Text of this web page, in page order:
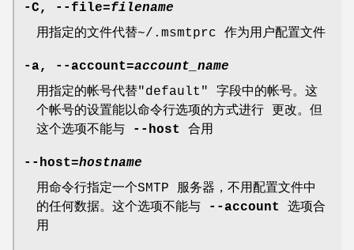
-C, --file=filename
用指定的文件代替~/.msmtprc 作为用户配置文件
-a, --account=account_name
用指定的帐号代替"default" 字段中的帐号。这
个帐号的设置能以命令行选项的方式进行 更改。但
这个选项不能与
--host 合用
--host=hostname
用命令行指定一个SMTP 服务器，不用配置文件中
的任何数据。这个选项不能与
--account
选项合
用